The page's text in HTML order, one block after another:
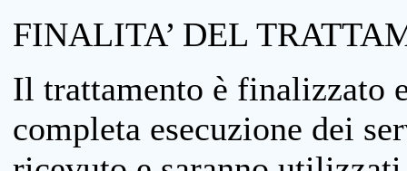
FINALITA’ DEL
Il trattamento è finalizzato
completa esecuzione dei